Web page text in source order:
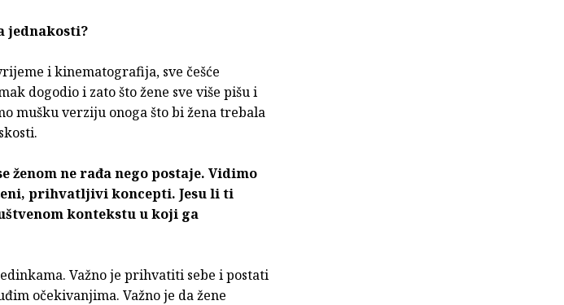
jednakosti?
i kinematografija, sve češće
dogodio i zato što žene sve više pišu i
mušku verziju onoga što bi žena trebala
ženom ne rađa nego postaje. Vidimo
prihvatljivi koncepti. Jesu li ti
kontekstu u koji ga
Važno je prihvatiti sebe i postati
očekivanjima. Važno je da žene